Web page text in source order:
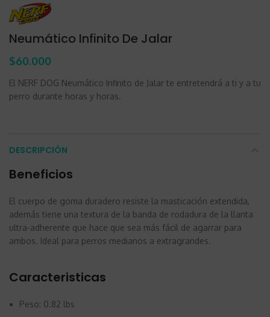
Neumático Infinito De Jalar
$60.000
El NERF DOG Neumático Infinito de Jalar te entretendrá a ti y a tu
perro durante horas y horas.
DESCRIPCIÓN
Beneficios
El cuerpo de goma duradero resiste la masticación extendida,
además tiene una textura de la banda de rodadura de la llanta
ultra-adherente que hace que sea más fácil de agarrar para
ambos. Ideal para perros medianos a extragrandes.
Caracteristicas
Peso: 0.82 lbs